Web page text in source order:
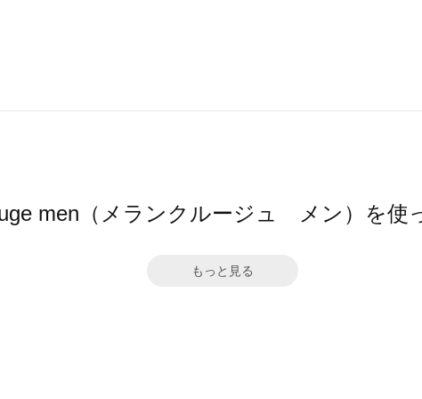
men（メランクルージュ メン）を使
もっと見る